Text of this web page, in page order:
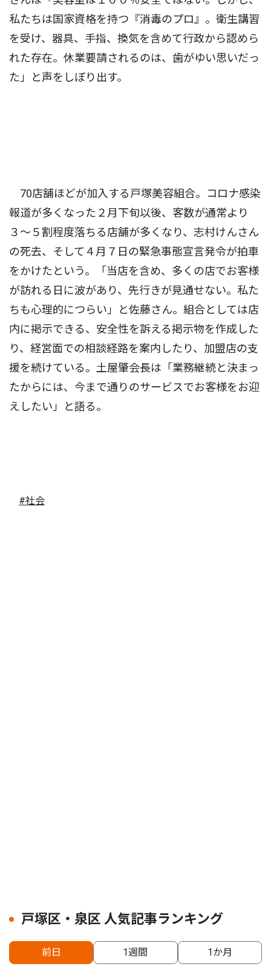
私たちは国家資格を持つ『消毒のプロ』。衛生講習
を受け、器具、手指、換気を含めて行政から認めら
れた存在。休業要請されるのは、歯がゆい思いだっ
た」と声をしぼり出す。
70店舗ほどが加入する戸塚美容組合。コロナ感染
報道が多くなった２月下旬以後、客数が通常より
３〜５割程度落ちる店舗が多くなり、志村けんさん
の死去、そして４月７日の緊急事態宣言発令が拍車
をかけたという。「当店を含め、多くの店でお客様
が訪れる日に波があり、先行きが見通せない。私た
ちも心理的につらい」と佐藤さん。組合としては店
内に掲示できる、安全性を訴える掲示物を作成した
り、経営面での相談経路を案内したり、加盟店の支
援を続けている。土屋肇会長は「業務継続と決まっ
たからには、今まで通りのサービスでお客様をお迎
えしたい」と語る。
#社会
戸塚区・泉区 人気記事ランキング
前日 1週間 1か月